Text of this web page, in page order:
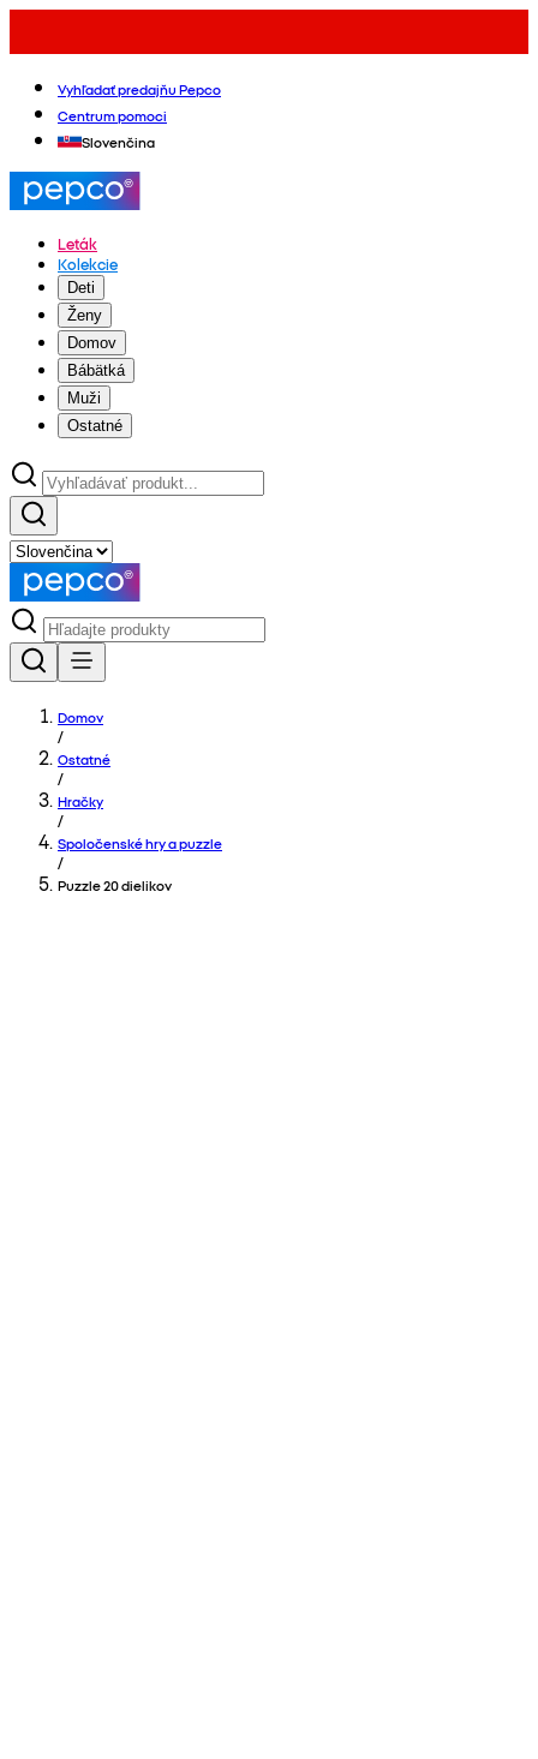
Vyhľadať predajňu Pepco
Centrum pomoci
Slovenčina
Leták
Kolekcie
Deti
Ženy
Domov
Bábätká
Muži
Ostatné
Domov
/
Ostatné
/
Hračky
/
Spoločenské hry a puzzle
/
Puzzle 20 dielikov